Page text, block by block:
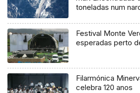
toneladas num
Festival Monte
esperadas perto
Filarmónica
celebra 120 anos